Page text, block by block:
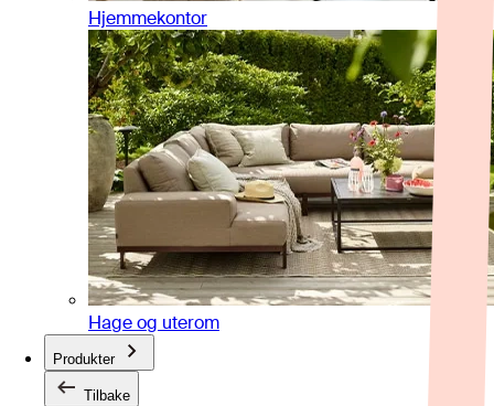
Hjemmekontor
Hage og uterom
Produkter
Tilbake